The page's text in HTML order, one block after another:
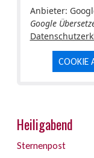
Anbieter:
Google
COOKIE
Heiligabend
Sternenpost